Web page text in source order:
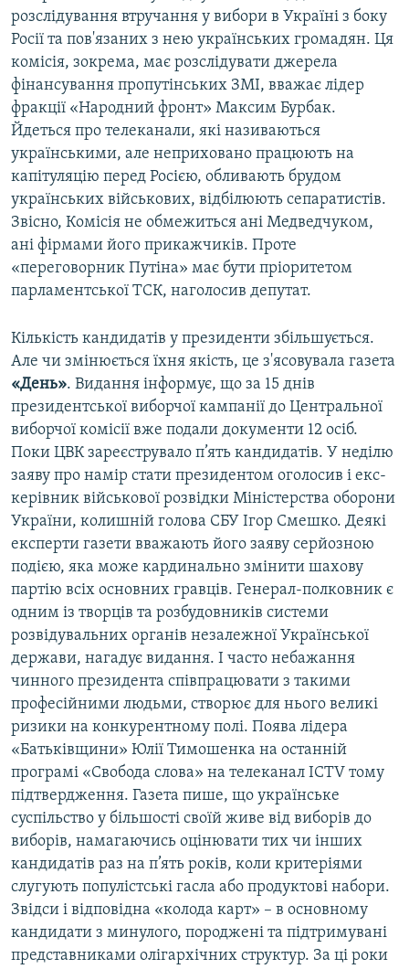
розслідування втручання у вибори в Україні з боку
Росії та пов'язаних з нею українських громадян. Ця
комісія, зокрема, має розслідувати джерела
фінансування пропутінських ЗМІ, вважає лідер
фракції «Народний фронт» Максим Бурбак.
Йдеться про телеканали, які називаються
українськими, але неприховано працюють на
капітуляцію перед Росією, обливають брудом
українських військових, відбілюють сепаратистів.
Звісно, Комісія не обмежиться ані Медведчуком,
ані фірмами його прикажчиків. Проте
«переговорник Путіна» має бути пріоритетом
парламентської ТСК, наголосив депутат.
Кількість кандидатів у президенти збільшується.
Але чи змінюється їхня якість, це з'ясовувала газета
«День». Видання інформує, що за 15 днів
президентської виборчої кампанії до Центральної
виборчої комісії вже подали документи 12 осіб.
Поки ЦВК зареєструвало п’ять кандидатів. У неділю
заяву про намір стати президентом оголосив і екс-
керівник військової розвідки Міністерства оборони
України, колишній голова СБУ Ігор Смешко. Деякі
експерти газети вважають його заяву серйозною
подією, яка може кардинально змінити шахову
партію всіх основних гравців. Генерал-полковник є
одним із творців та розбудовників системи
розвідувальних органів незалежної Української
держави, нагадує видання. І часто небажання
чинного президента співпрацювати з такими
професійними людьми, створює для нього великі
ризики на конкурентному полі. Поява лідера
«Батьківщини» Юлії Тимошенка на останній
програмі «Свобода слова» на телеканал ICTV тому
підтвердження. Газета пише, що українське
суспільство у більшості своїй живе від виборів до
виборів, намагаючись оцінювати тих чи інших
кандидатів раз на п’ять років, коли критеріями
слугують популістські гасла або продуктові набори.
Звідси і відповідна «колода карт» – в основному
кандидати з минулого, породжені та підтримувані
представниками олігархічних структур. За ці роки